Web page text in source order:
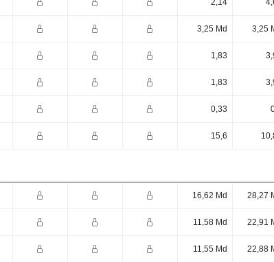
2,14
3,25 Md 3,25
1,83
1,83
0,33
15,6
16,62 Md 28,27
11,58 Md 22,91
11,55 Md 22,88